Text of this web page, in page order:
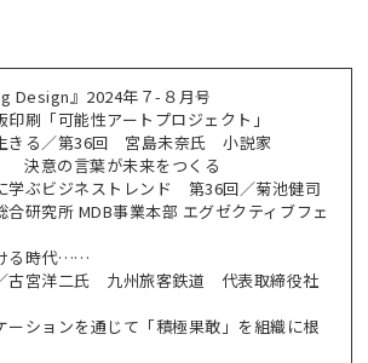
Design』2024年７-８月号
刷「可能性アートプロジェクト」
る／第36回 宮島未奈氏 小説家
決意の言葉が未来をつくる
ぶビジネストレンド 第36回／菊池健司
研究所 MDB事業本部 エグゼクティブフェ
る時代……
古宮洋二氏 九州旅客鉄道 代表取締役社
ーションを通じて「積極果敢」を組織に根